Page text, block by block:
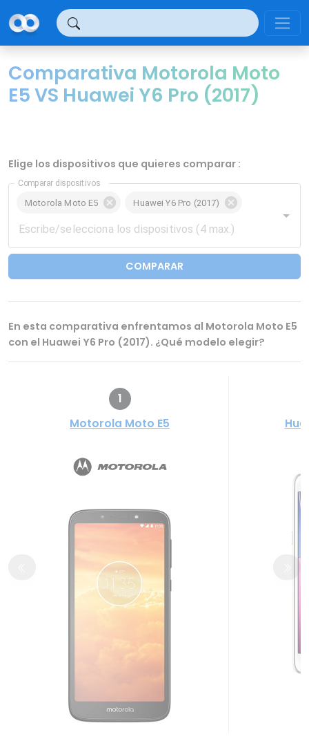
Comparativa Motorola Moto
E5 VS Huawei Y6 Pro (2017)
Elige los dispositivos que quieres comparar :
Comparar dispositivos
Motorola Moto E5 Huawei Y6 Pro (2017)
COMPARAR
En esta comparativa enfrentamos al Motorola Moto E5
con el Huawei Y6 Pro (2017). ¿Qué modelo elegir?
1
Motorola Moto E5
Panel de gestión de cookies